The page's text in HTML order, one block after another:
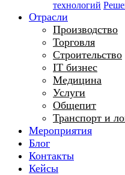
технологий
Отрасли
Производство
Торговля
Строительство
IT бизнес
Медицина
Услуги
Общепит
Транспорт и
Мероприятия
Блог
Контакты
Кейсы